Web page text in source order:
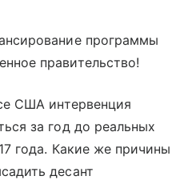
программы
правительство!
США интервенция
за год до реальных
года. Какие же причины
десант